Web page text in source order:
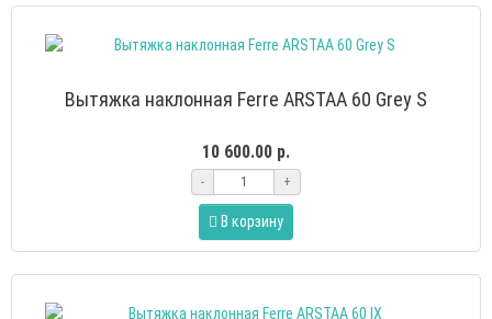
Вытяжка наклонная Ferre ARSTAA 60 Grey S
10 600.00 р.
- +
В корзину